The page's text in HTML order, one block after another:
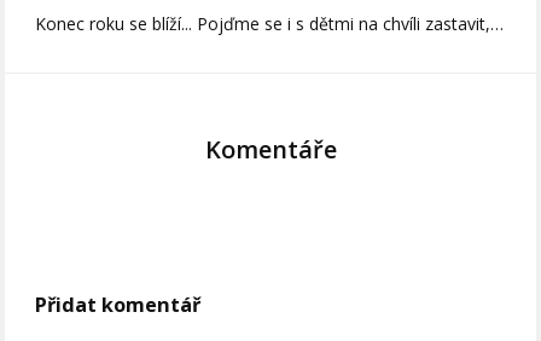
Konec roku se blíží... Pojďme se i s dětmi na chvíli zastavit,…
Komentáře
Přidat komentář